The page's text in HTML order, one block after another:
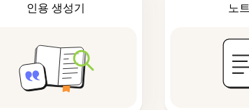
인용 생성기 노